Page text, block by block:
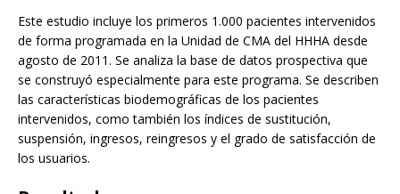
Este estudio incluye los primeros 1.000 pacientes intervenidos
de forma programada en la Unidad de CMA del HHHA desde
agosto de 2011. Se analiza la base de datos prospectiva que
se construyó especialmente para este programa. Se describen
las características biodemográficas de los pacientes
intervenidos, como también los índices de sustitución,
suspensión, ingresos, reingresos y el grado de satisfacción de
los usuarios.